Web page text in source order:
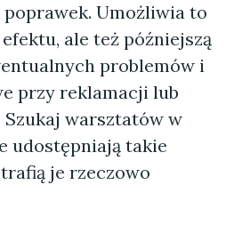
Umożliwia to
ale też późniejszą
problemów i
przy reklamacji lub
Szukaj warsztatów w
udostępniają takie
je rzeczowo